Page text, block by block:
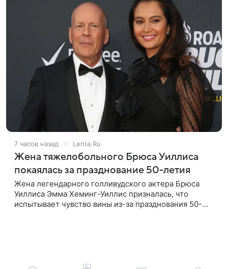
7 часов назад Lenta.Ru
Жена тяжелобольного Брюса Уиллиса
покаялась за празднование 50-летия
Жена легендарного голливудского актера Брюса
Уиллиса Эмма Хеминг-Уиллис призналась, что
испытывает чувство вины из-за празднования 50-